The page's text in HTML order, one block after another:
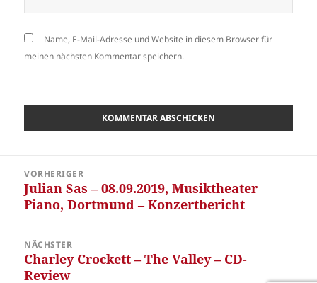
Name, E-Mail-Adresse und Website in diesem Browser für
meinen nächsten Kommentar speichern.
VORHERIGER
Vorheriger
Beitrag:
Julian Sas – 08.09.2019, Musiktheater
Piano, Dortmund – Konzertbericht
NÄCHSTER
Nächster
Beitrag:
Charley Crockett – The Valley – CD-
Review